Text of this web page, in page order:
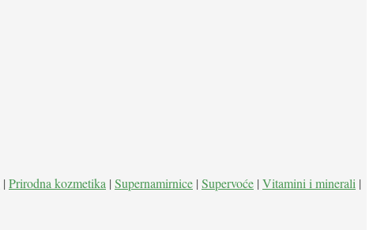
| Prirodna kozmetika | Supernamirnice | Supervoće | Vitamini i minerali |